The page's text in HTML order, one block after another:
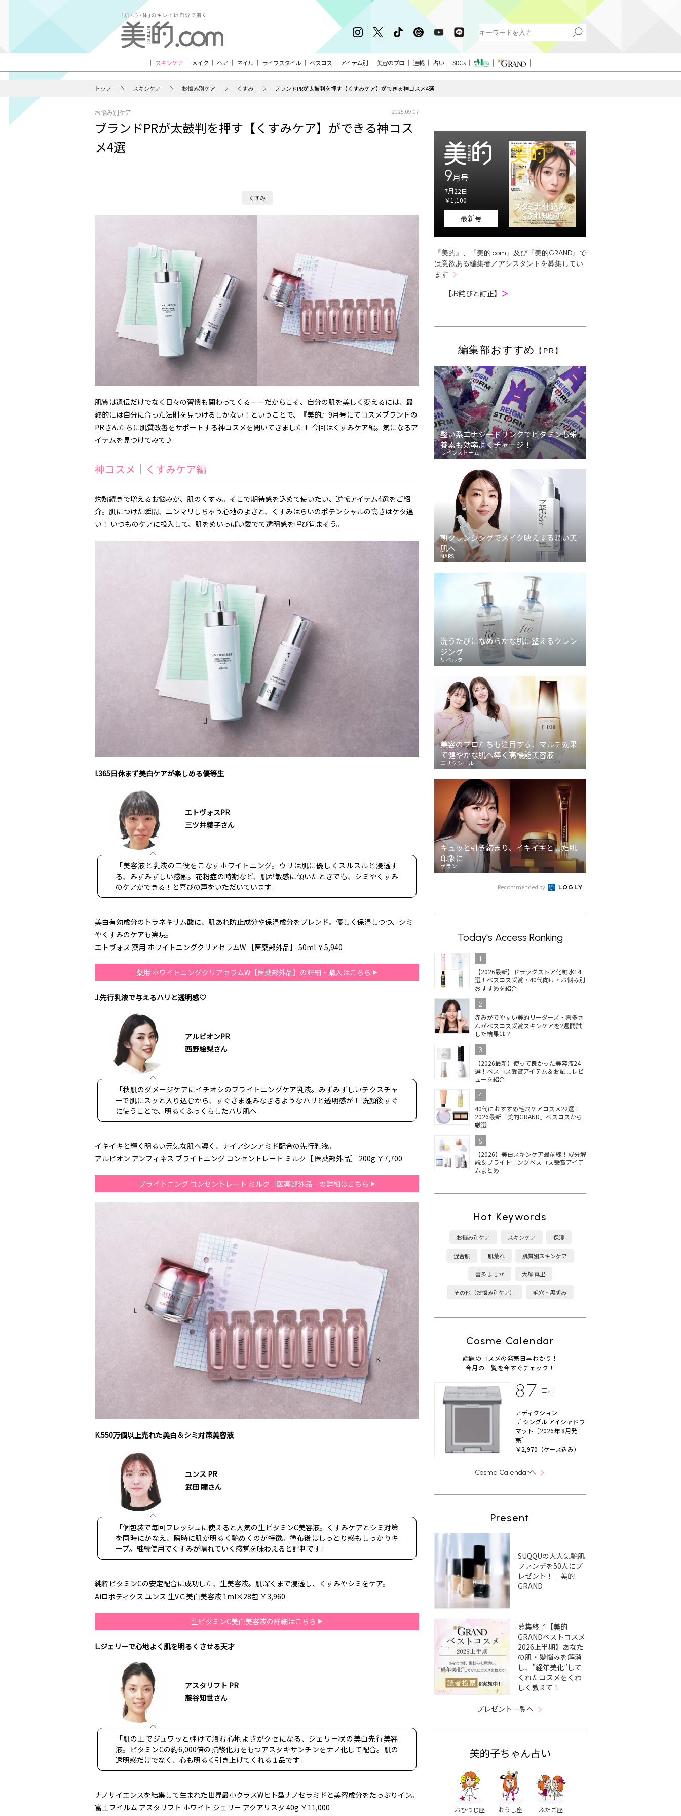
スキンケア メイク ヘア ネイル ライフスタイル ベスコス アイテム別 美容のプロ 連載 占い SDGs
トップ スキンケア お悩み別ケア くすみ ブランドPRが太鼓判を押す【くすみケア】ができる神コスメ4選
お悩み別ケア 2025.09.07
ブランドPRが太鼓判を押す【くすみケア】ができる神コス
メ4選
くすみ
肌質は遺伝だけでなく日々の習慣も関わってくるーーだからこそ、自分の肌を美しく変えるには、最
終的には自分に合った法則を見つけるしかない！ということで、『美的』9月号にてコスメブランドの
PRさんたちに肌質改善をサポートする神コスメを聞いてきました！ 今回はくすみケア編。気になるア
イテムを見つけてみて♪
神コスメ｜くすみケア編
灼熱続きで増えるお悩みが、肌のくすみ。そこで期待感を込めて使いたい、逆転アイテム4選をご紹
介。肌につけた瞬間、ニンマリしちゃう心地のよさと、くすみはらいのポテンシャルの高さはケタ違
い！ いつものケアに投入して、肌をめいっぱい愛でて透明感を呼び覚まそう。
I.365日休まず美白ケアが楽しめる優等生
エトヴォスPR
三ツ井綾子さん
「美容液と乳液の二役をこなすホワイトニング。ウリは肌に優しくスルスルと浸透す
る、みずみずしい感触。花粉症の時期など、肌が敏感に傾いたときでも、シミやくすみ
のケアができる！と喜びの声をいただいています」
美白有効成分のトラネキサム酸に、肌あれ防止成分や保湿成分をブレンド。優しく保湿しつつ、シミ
やくすみのケアも実現。
エトヴォス 薬用 ホワイトニングクリアセラムW ［医薬部外品］ 50ml ￥5,940
薬用 ホワイトニングクリアセラムW［医薬部外品］の詳細・購入はこちら
J.先行乳液で与えるハリと透明感♡
アルビオンPR
西野絵梨さん
「秋肌のダメージケアにイチオシのブライトニングケア乳液。みずみずしいテクスチャ
ーで肌にスッと入り込むから、すぐさま漲みなぎるようなハリと透明感が！ 洗顔後すぐ
に使うことで、明るくふっくらしたハリ肌へ」
イキイキと輝く明るい元気な肌へ導く、ナイアシンアミド配合の先行乳液。
アルビオン アンフィネス ブライトニング コンセントレート ミルク［ 医薬部外品］ 200g ￥7,700
ブライトニング コンセントレート ミルク［医薬部外品］の詳細はこちら
K.550万個以上売れた美白＆シミ対策美容液
ユンス PR
武田 瞳さん
「個包装で毎回フレッシュに使えると人気の生ビタミンC美容液。くすみケアとシミ対策
を同時にかなえ、瞬時に肌が明るく艶めくのが特徴。塗布後はしっとり感もしっかりキ
ープ。継続使用でくすみが晴れていく感覚を味わえると評判です」
純粋ビタミンCの安定配合に成功した、生美容液。肌深くまで浸透し、くすみやシミをケア。
Aiロボティクス ユンス 生VＣ美白美容液 1ml×28包 ￥3,960
生ビタミンC美白美容液の詳細はこちら
L.ジェリーで心地よく肌を明るくさせる天才
アスタリフト PR
藤谷知世さん
「肌の上でジュワッと弾けて潤む心地よさがクセになる、ジェリー状の美白先行美容
液。ビタミンCの約6,000倍の抗酸化力をもつアスタキサンチンをナノ化して配合。肌の
透明感だけでなく、心も明るく引き上げてくれる１品です」
ナノサイエンスを結集して生まれた世界最小クラスWヒト型ナノセラミドと美容成分をたっぷりイン。
富士フイルム アスタリフト ホワイト ジェリー アクアリスタ 40g ￥11,000
9月号
7月22日
￥1,100
最新号
『美的』、『美的.com』及び『美的GRAND』で
は意欲ある編集者／アシスタントを募集してい
ます
【お詫びと訂正】 ＞
編集部おすすめ 【PR】
整い系エナジードリンクでビタミンも栄
養素も効率よくチャージ！
レインストーム
朝クレンジングでメイク映えする潤い美
肌へ
NARS
洗うたびになめらかな肌に整えるクレン
ジング
リベルタ
美容のプロたちも注目する、マルチ効果
で健やかな肌へ導く高機能美容液
エリクシール
キュッと引き締まり、イキイキとした肌
印象に
ゲラン
Recommended by
Today's Access Ranking
1
【2026最新】ドラッグストア化粧水14
選！ベスコス受賞・40代向け・お悩み別
おすすめを紹介
2
赤みがでやすい美的リーダーズ・喜多さ
んがベスコス受賞スキンケアを2週間試
した結果は？
3
【2026最新】使って良かった美容液24
選！ベスコス受賞アイテム＆お試しレビ
ューを紹介
4
40代におすすめ毛穴ケアコスメ22選！
2026最新『美的GRAND』ベスコスから
厳選
5
【2026】美白スキンケア最前線！成分解
説＆ブライトニングベスコス受賞アイテ
ムまとめ
Hot Keywords
お悩み別ケア スキンケア 保湿
混合肌 肌荒れ 肌質別スキンケア
喜多 よしか 大塚 真里
その他（お悩み別ケア） 毛穴・黒ずみ
Cosme Calendar
話題のコスメの発売日早わかり！
今月の一覧を今すぐチェック！
8.7 Fri
アディクション
ザ シングル アイシャドウ
マット［2026年 8月発
売］
￥2,970（ケース込み）
Cosme Calendarへ
Present
SUQQUの大人気艶肌
ファンデを50人にプ
レゼント！｜美的
GRAND
募集終了【美的
GRANDベストコスメ
2026上半期】あなた
の肌・髪悩みを解消
し、”経年美化”して
くれたコスメをくわ
しく教えて！
プレゼント一覧へ
美的子ちゃん占い
おひつじ座 おうし座 ふたご座